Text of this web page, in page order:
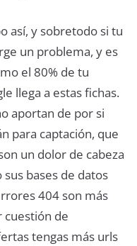
así, y sobretodo si tu
un problema, y es
el 80% de tu
llega a estas fichas.
aportan de por si
para captación, que
un dolor de cabeza
bases de datos
404 son más
de
tengas más urls